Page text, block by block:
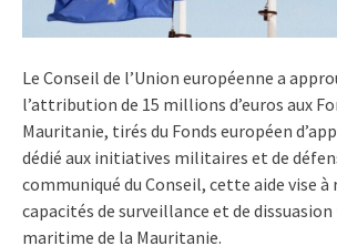
Le Conseil de l’Union européenne a
l’attribution de 15 millions d’euros aux
Mauritanie, tirés du Fonds européen
dédié aux initiatives militaires et de
communiqué du Conseil, cette aide vise
capacités de surveillance et de
maritime de la Mauritanie.